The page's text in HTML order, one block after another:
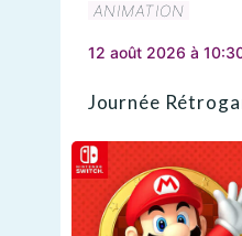
ANIMATION
12 août 2026 à
Journée